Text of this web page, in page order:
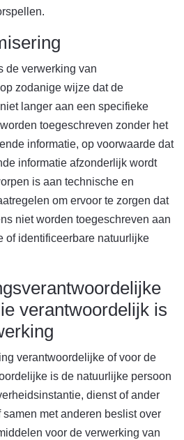
de verwerking van
zodanige wijze dat de
langer aan een specifieke
toegeschreven zonder het
informatie, op voorwaarde dat
informatie afzonderlijk wordt
is aan technische en
om ervoor te zorgen dat
niet worden toegeschreven aan
of identificeerbare natuurlijke
verantwoordelijk is
verantwoordelijke of voor de
is de natuurlijke persoon
dienst of ander
met anderen beslist over
voor de verwerking van